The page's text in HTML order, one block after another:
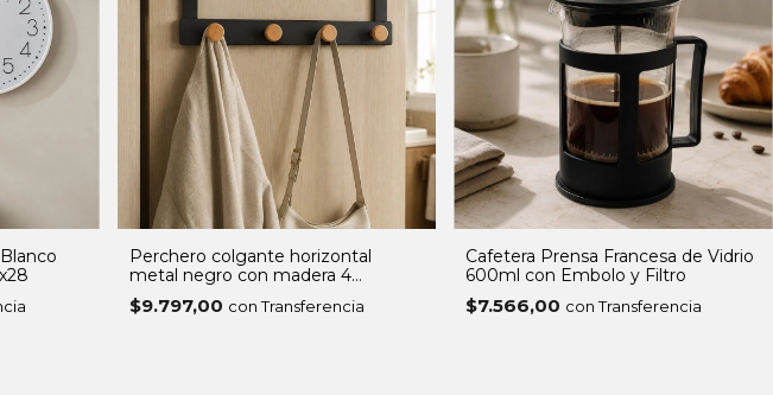
Perchero colgante horizontal
metal negro con madera 4
ganchos
$9.797,00 con Transferencia
Cafetera Prensa Francesa de Vidrio
600ml con Embolo y Filtro
$7.566,00 con Transferencia